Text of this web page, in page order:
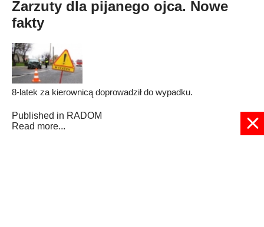
Zarzuty dla pijanego ojca. Nowe
fakty
8-latek za kierownicą doprowadził do wypadku.
Published in RADOM
Read more...